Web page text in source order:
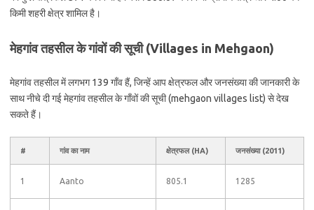
किमी शहरी क्षेत्र शामिल है।
मेहगांव तहसील के गांवों की सूची (Villages in Mehgaon)
मेहगांव तहसील में लगभग 139 गाँव हैं, जिन्हें आप क्षेत्रफल और जनसंख्या की जानकारी के
साथ नीचे दी गई मेहगांव तहसील के गाँवों की सूची (mehgaon villages list) से देख
सकते हैं।
# गांव का नाम क्षेत्रफल (HA) जनसंख्या (2011)
1 Aanto 805.1 1285